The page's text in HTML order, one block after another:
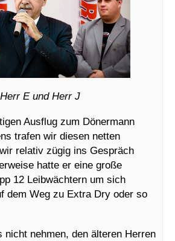
Herr E und Herr J
Ausflug zum Dönermann
trafen wir diesen netten
relativ zügig ins Gespräch
hatte er eine große
12 Leibwächtern um sich
dem Weg zu Extra Dry oder so
nicht nehmen, den älteren Herren